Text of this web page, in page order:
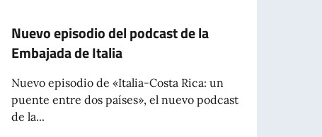
Nuevo episodio del podcast de la
Embajada de Italia
Nuevo episodio de «Italia-Costa Rica: un
puente entre dos países», el nuevo podcast
de la...